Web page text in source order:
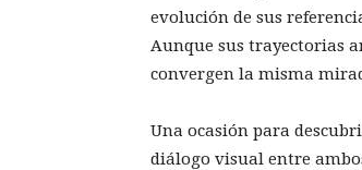
evolución de sus
Aunque sus trayectorias
convergen la misma
Una ocasión para
diálogo visual entre